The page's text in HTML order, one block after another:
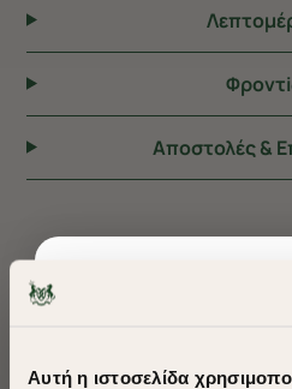
Αυτή η ιστοσελίδα
Αποστολές &
ΠΡΟΤΕΙΝΟΥΜΕ ΓΙΑ